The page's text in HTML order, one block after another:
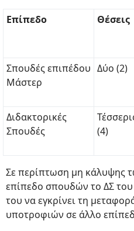
Επίπεδο Θέσεις
Σπουδές επιπέδου
Μάστερ
Δύο (2)
Διδακτορικές
Σπουδές
(4)
Σε περίπτωση μη κάλυψης
επίπεδο σπουδών το ΔΣ
του να εγκρίνει τη
υποτροφιών σε άλλο